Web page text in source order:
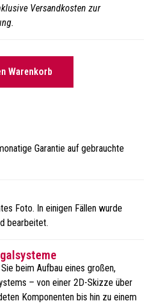
Versandkosten zur
Warenkorb
Garantie auf gebrauchte
Foto. In einigen Fällen wurde
bearbeitet.
beim Aufbau eines großen,
– von einer 2D-Skizze über
Komponenten bis hin zu einem